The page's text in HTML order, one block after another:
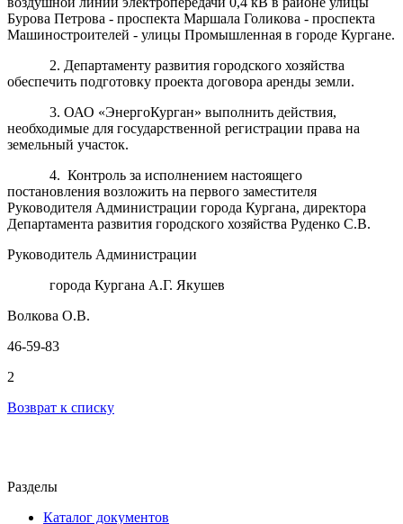
Бурова Петрова - проспекта Маршала Голикова - проспекта
Машиностроителей - улицы Промышленная в городе Кургане.
2. Департаменту развития городского хозяйства
обеспечить подготовку проекта договора аренды земли.
3. ОАО «ЭнергоКурган» выполнить действия,
необходимые для государственной регистрации права на
земельный участок.
4. Контроль за исполнением настоящего
постановления возложить на первого заместителя
Руководителя Администрации города Кургана, директора
Департамента развития городского хозяйства Руденко С.В.
Руководитель Администрации
города Кургана А.Г. Якушев
Волкова О.В.
46-59-83
2
Возврат к списку
Разделы
Каталог документов